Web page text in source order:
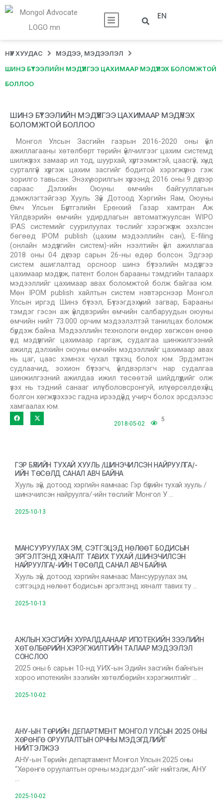
EN
НҮҮР ХУУДАС МЭДЭЭ, МЭДЭЭЛЭЛ
ШИНЭ БҮТЭЭЛИЙН МЭДҮҮЛГЭЭ ЦАХИМААР МЭДҮҮЛЭХ БОЛОМЖТОЙ
БОЛЛОО
ШИНЭ БҮТЭЭЛИЙН МЭДҮҮЛГЭЭ ЦАХИМААР МЭДҮҮЛЭХ
БОЛОМЖТОЙ БОЛЛОО
Монгол Улсын Засгийн газрын 2016-2020 оны үйл
ажиллагааны хөтөлбөрт төрийн үйлчилгээг цахим системд
шилжүүлэх замаар ил тод, шуурхай, хүртээмжтэй, цаасгүй, хүнд
сурталгүй хүргэж цахим засгийг бодитой хэрэгжүүлнэ гэж
зорилго тавьсан. Энэхүү зорилгын хүрээнд 2016 оны 9 дүгээр
сараас Дэлхийн Оюуны өмчийн байгууллагын
дэмжлэгтэйгээр Хууль Зүй Дотоод Хэргийн Яам, Оюуны
Өмч Улсын Бүртгэлийн Ерөнхий Газар хамтран Аж
Үйлдвэрийн өмчийн удирдлагын автоматжуулсан WIPO
IPAS системийг суурилуулах төслийг хэрэгжүүлж эхэлсэн
бөгөөд IPOM publish (цахим мэдээллийн сан), E-filing
(онлайн мэдүүлгийн систем)-ийн нээлтийн үйл ажиллагаа
2018 оны 04 дүгээр сарын 26-ны өдөр болсон. Эдгээр
систем ашиглалтад орсноор шинэ бүтээлийн мэдүүлгээ
цахимаар мэдүүлж, патент болон барааны тэмдгийн талаарх
мэдээллийг цахимаар авах боломжтой болж байгаа юм.
Мөн IPOM publish хайлтын систем нэвтэрснээр Монгол
Улсын иргэд Шинэ бүтээл, Бүтээгдэхүүний загвар, Барааны
тэмдэг гэсэн аж үйлдвэрийн өмчийн салбаруудын оюуны
өмчийн нийт 73.000 орчим мэдээлэлтэй танилцах боломж
бүрдэж байна. Мэдээллийн технологи өндөр хөгжсөн өнөө
үед мэдүүлгийг цахимаар гаргаж, судалгаа шинжилгээний
ажилд дэлхийн оюуны өмчийн мэдээллийг цахимаар авах
нь цаг, цаас хэмнэх чухал түлхэц болох юм. Эрдэмтэн
судлаачид, зохион бүтээгч, үйлдвэрлэгч нар судалгаа
шинжилгээний ажилдаа ижил төсөөтэй шийдлүүдийг олж
үзэх нь тэдний санааг илүү боловсронгуй, илүү өрсөлдөхүйц
болгон хөгжүүлэхээс гадна ирээдүйд учирч болох эрсдэлээс
хамгаалах юм.
2018-05-02
5
ГЭР БҮЛИЙН ТУХАЙ ХУУЛЬ /ШИНЭЧИЛСЭН НАЙРУУЛГА/-
ИЙН ТӨСӨЛД САНАЛ АВЧ БАЙНА
Хууль зүй, дотоод хэргийн яамнаас Гэр бүлийн тухай хууль /
шинэчилсэн найруулга/-ийн төслийг Монгол У …
2025-10-13
МАНСУУРУУЛАХ ЭМ, СЭТГЭЦЭД НӨЛӨӨТ БОДИСЫН
ЭРГЭЛТЭНД ХЯНАЛТ ТАВИХ ТУХАЙ /ШИНЭЧИЛСЭН
НАЙРУУЛГА/-ИЙН ТӨСӨЛД САНАЛ АВЧ БАЙНА
Хууль зүй, дотоод хэргийн яамнаас Мансууруулах эм,
сэтгэцэд нөлөөт бодисын эргэлтэнд хяналт тавих ту …
2025-10-13
АЖЛЫН ХЭСГИЙН ХУРАЛДААНААР ИПОТЕКИЙН ЗЭЭЛИЙН
ХӨТӨЛБӨРИЙН ХЭРЭГЖИЛТИЙН ТАЛААР МЭДЭЭЛЭЛ
СОНСЛОО
2025 оны 6 сарын 10-нд УИХ-ын Эдийн засгийн байнгын
хороо ипотекийн зээлийн хөтөлбөрийн хэрэгжилтийг …
2025-10-02
АНУ-ЫН ТӨРИЙН ДЕПАРТМЕНТ МОНГОЛ УЛСЫН 2025 ОНЫ
ХӨРӨНГӨ ОРУУЛАЛТЫН ОРЧНЫ МЭДЭГДЛИЙГ
НИЙТЭЛЖЭЭ
АНУ-ын Төрийн департамент Монгол Улсын 2025 оны
“Хөрөнгө оруулалтын орчны мэдэгдэл”-ийг нийтэлж, АНУ
…
2025-10-02